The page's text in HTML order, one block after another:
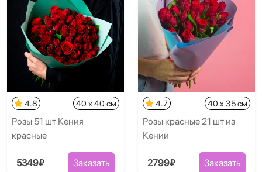
4.8 40 x 40 см
Розы 51 шт Кения
красные
5349₽ Заказать
4.7 40 x 35 см
Розы красные 21 шт из
Кении
2799₽ Заказать